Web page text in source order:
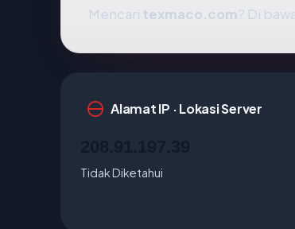
Mencari texmaco.com? Di
Alamat IP · Lokasi Server
Tidak Diketahui